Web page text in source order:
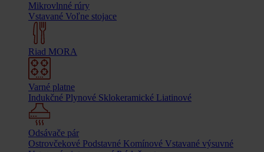
Mikrovlnné rúry
Vstavané Voľne stojace
Riad MORA
Varné platne
Indukčné Plynové Sklokeramické Liatinové
Odsávače pár
Ostrovčekové Podstavné Komínové Vstavané výsuvné